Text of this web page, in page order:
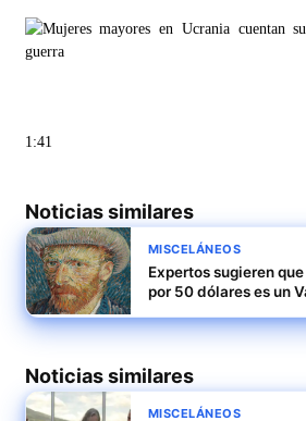
1:41
Noticias similares
MISCELÁNEOS
Expertos sugieren
por 50 dólares es un
Noticias similares
MISCELÁNEOS